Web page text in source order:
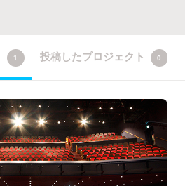
1 投稿したプロジェクト 0